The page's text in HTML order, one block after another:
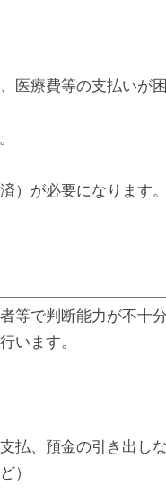
医療費等の支払いが
）が必要になります
等で判断能力が不十
います。
払、預金の引き出し
）